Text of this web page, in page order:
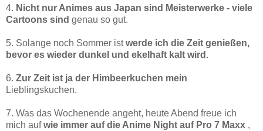
4. Nicht nur Animes aus Japan sind Meisterwerke - viele
Cartoons sind genau so gut.
5. Solange noch Sommer istwerde ich die Zeit genießen,
bevor es wieder dunkel und ekelhaft kalt wird .
6. Zur Zeit ist ja der Himbeerkuchen mein
Lieblingskuchen.
7. Was das Wochenende angeht, heute Abend freue ich
mich aufwie immer auf die Anime Night auf Pro 7 Maxx ,